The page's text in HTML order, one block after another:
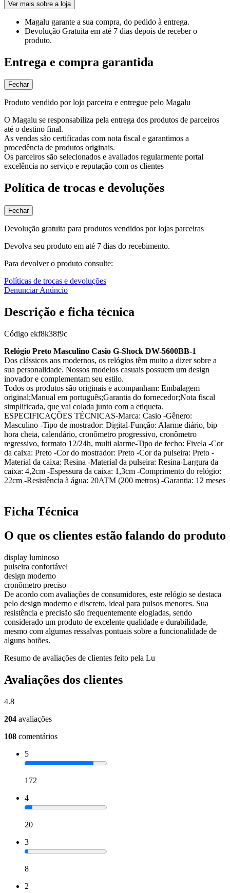
Ver mais sobre a loja
Magalu garante a sua compra, do pedido à entrega.
Devolução Gratuita em até 7 dias depois de receber o
produto.
Entrega e compra garantida
Fechar
Produto vendido por loja parceira e entregue pelo Magalu
O Magalu se responsabiliza pela entrega dos produtos de parceiros
até o destino final.
As vendas são certificadas com nota fiscal e garantimos a
procedência de produtos originais.
Os parceiros são selecionados e avaliados regularmente portal
excelência no serviço e reputação com os clientes
Política de trocas e devoluções
Fechar
Devolução gratuita para produtos vendidos por lojas parceiras
Devolva seu produto em até 7 dias do recebimento.
Para devolver o produto consulte:
Políticas de trocas e devoluções
Denunciar Anúncio
Descrição e ficha técnica
Código ekf8k38f9c
Relógio Preto Masculino Casio G-Shock DW-5600BB-1
Dos clássicos aos modernos, os relógios têm muito a dizer sobre a
sua personalidade. Nossos modelos casuais possuem um design
inovador e complementam seu estilo.
Todos os produtos são originais e acompanham: Embalagem
original;Manual em português;Garantia do fornecedor;Nota fiscal
simplificada, que vai colada junto com a etiqueta.
ESPECIFICAÇÕES TÉCNICAS-Marca: Casio -Gênero:
Masculino -Tipo de mostrador: Digital-Função: Alarme diário, bip
hora cheia, calendário, cronômetro progressivo, cronômetro
regressivo, formato 12/24h, multi alarme-Tipo de fecho: Fivela -Cor
da caixa: Preto -Cor do mostrador: Preto -Cor da pulseira: Preto -
Material da caixa: Resina -Material da pulseira: Resina-Largura da
caixa: 4,2cm -Espessura da caixa: 1,3cm -Comprimento do relógio:
22cm -Resistência à água: 20ATM (200 metros) -Garantia: 12 meses
Ficha Técnica
O que os clientes estão falando do produto
display luminoso
pulseira confortável
design moderno
cronômetro preciso
De acordo com avaliações de consumidores, este relógio se destaca
pelo design moderno e discreto, ideal para pulsos menores. Sua
resistência e precisão são frequentemente elogiadas, sendo
considerado um produto de excelente qualidade e durabilidade,
mesmo com algumas ressalvas pontuais sobre a funcionalidade de
alguns botões.
Resumo de avaliações de clientes feito pela Lu
Avaliações dos clientes
4.8
204 avaliações
108 comentários
5
172
4
20
3
8
2